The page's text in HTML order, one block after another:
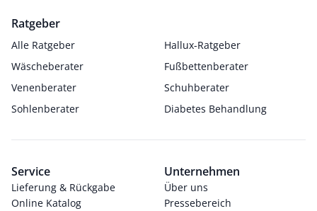
Ratgeber
Alle Ratgeber
Hallux-Ratgeber
Wäscheberater
Fußbettenberater
Venenberater
Schuhberater
Sohlenberater
Diabetes Behandlung
Service
Lieferung & Rückgabe
Online Katalog
Unternehmen
Über uns
Pressebereich